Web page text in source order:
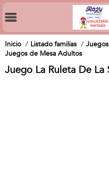
Inicio Listado familias Juegos
Juegos de Mesa Adultos
Juego La Ruleta De La